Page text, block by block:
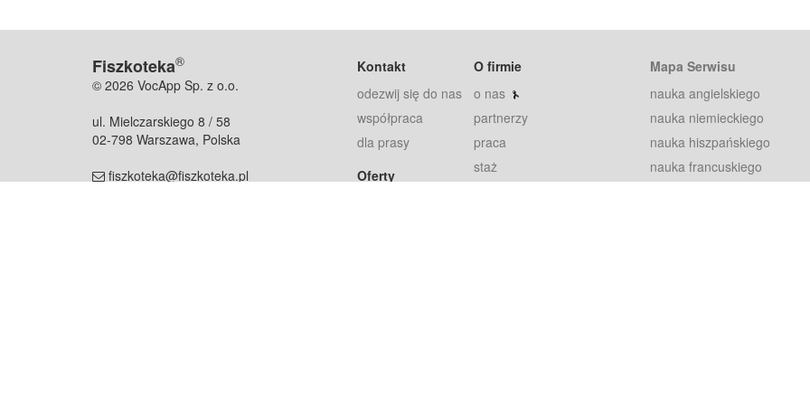
Fiszkoteka®
© 2026 VocApp Sp. z o.o.
ul. Mielczarskiego 8 / 58
02-798 Warszawa, Polska
fiszkoteka@fiszkoteka.pl
Kontakt
odezwij się do nas
współpraca
dla prasy
Oferty
O firmie
o nas
partnerzy
praca
staż
Mapa Serwisu
nauka angielskiego
nauka niemieckiego
nauka hiszpańskiego
nauka francuskiego